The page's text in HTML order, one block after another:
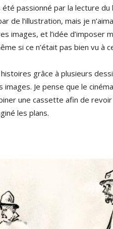
été passionné par la lecture
de l’illustration, mais je
images, et l’idée d’imposer
si ce n’était pas bien vu à
grâce à plusieurs
images. Je pense que le
une cassette afin de revoir
les plans.